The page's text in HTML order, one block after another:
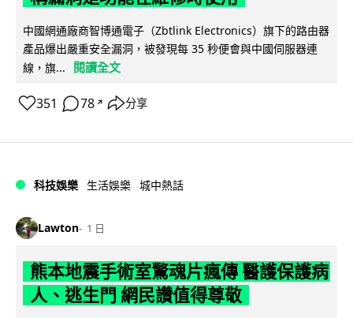
中國網通廠商智博通電子（Zbtlink Electronics）旗下的路由器
產品爆出嚴重安全漏洞，被發現每 35 秒便會與中國伺服器連
線，旗...
閱讀全文
351 78 ↗ 分享
科技娛樂 生活娛樂 城中熱話
Lawton 1 日
熊本地震手術室驚魂片瘋傳 醫護保護病
人、逃生門 網民讚值得尊敬